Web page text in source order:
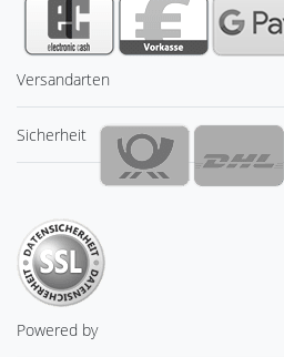
Versandarten
Sicherheit
Powered by